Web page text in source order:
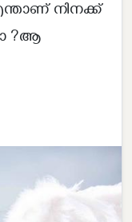
നിനക്ക്
?ആ